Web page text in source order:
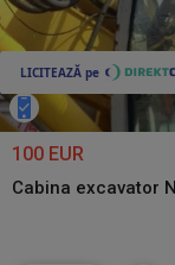
100 EUR
Cabina excavator